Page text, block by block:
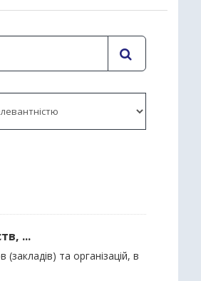
...
та організацій, в